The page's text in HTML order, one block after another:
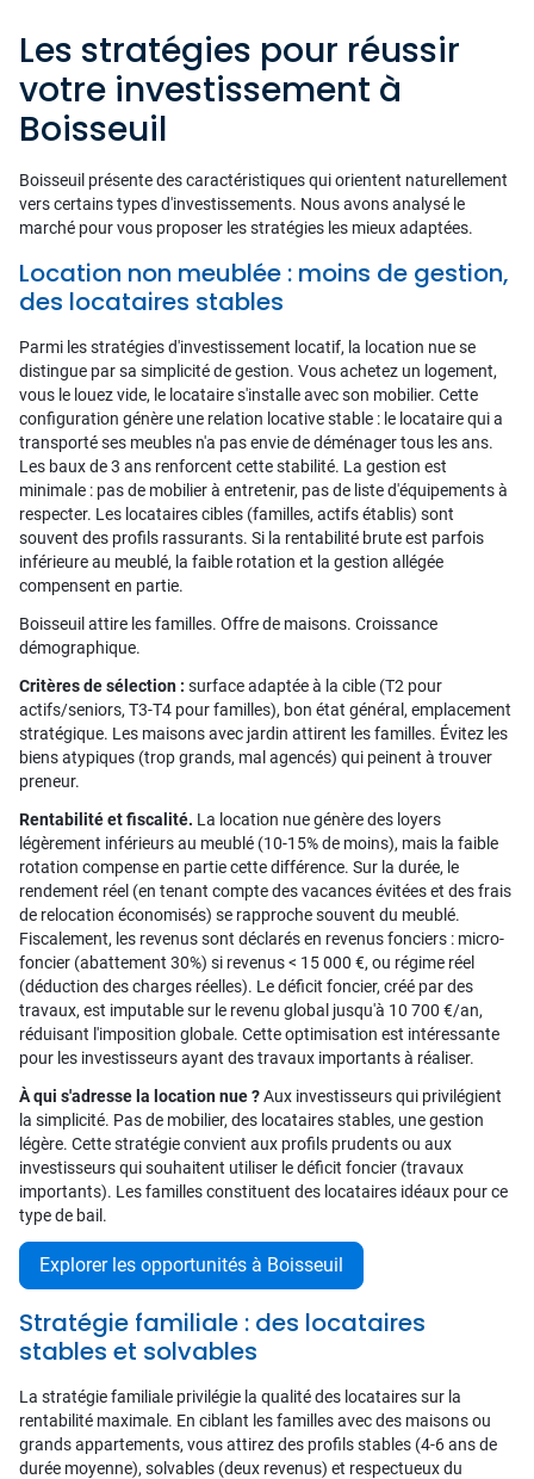
Les stratégies pour réussir
votre investissement à
Boisseuil
Boisseuil présente des caractéristiques qui orientent naturellement
vers certains types d'investissements. Nous avons analysé le
marché pour vous proposer les stratégies les mieux adaptées.
Location non meublée : moins de gestion,
des locataires stables
Parmi les stratégies d'investissement locatif, la location nue se
distingue par sa simplicité de gestion. Vous achetez un logement,
vous le louez vide, le locataire s'installe avec son mobilier. Cette
configuration génère une relation locative stable : le locataire qui a
transporté ses meubles n'a pas envie de déménager tous les ans.
Les baux de 3 ans renforcent cette stabilité. La gestion est
minimale : pas de mobilier à entretenir, pas de liste d'équipements à
respecter. Les locataires cibles (familles, actifs établis) sont
souvent des profils rassurants. Si la rentabilité brute est parfois
inférieure au meublé, la faible rotation et la gestion allégée
compensent en partie.
Boisseuil attire les familles. Offre de maisons. Croissance
démographique.
Critères de sélection : surface adaptée à la cible (T2 pour
actifs/seniors, T3-T4 pour familles), bon état général, emplacement
stratégique. Les maisons avec jardin attirent les familles. Évitez les
biens atypiques (trop grands, mal agencés) qui peinent à trouver
preneur.
Rentabilité et fiscalité. La location nue génère des loyers
légèrement inférieurs au meublé (10-15% de moins), mais la faible
rotation compense en partie cette différence. Sur la durée, le
rendement réel (en tenant compte des vacances évitées et des frais
de relocation économisés) se rapproche souvent du meublé.
Fiscalement, les revenus sont déclarés en revenus fonciers : micro-
foncier (abattement 30%) si revenus < 15 000 €, ou régime réel
(déduction des charges réelles). Le déficit foncier, créé par des
travaux, est imputable sur le revenu global jusqu'à 10 700 €/an,
réduisant l'imposition globale. Cette optimisation est intéressante
pour les investisseurs ayant des travaux importants à réaliser.
À qui s'adresse la location nue ?Aux investisseurs qui privilégient
la simplicité. Pas de mobilier, des locataires stables, une gestion
légère. Cette stratégie convient aux profils prudents ou aux
investisseurs qui souhaitent utiliser le déficit foncier (travaux
importants). Les familles constituent des locataires idéaux pour ce
type de bail.
Explorer les opportunités à Boisseuil
Stratégie familiale : des locataires
stables et solvables
La stratégie familiale privilégie la qualité des locataires sur la
rentabilité maximale. En ciblant les familles avec des maisons ou
grands appartements, vous attirez des profils stables (4-6 ans de
durée moyenne), solvables (deux revenus) et respectueux du